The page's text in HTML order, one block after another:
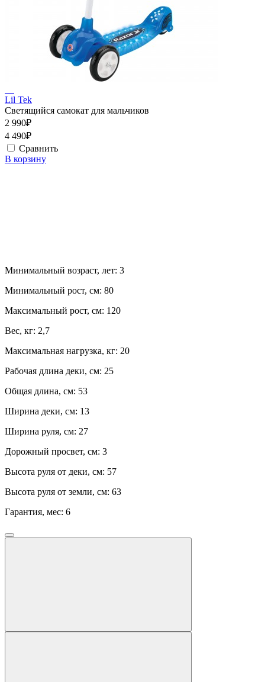
Lil Tek
Светящийся самокат для мальчиков
2 990₽
4 490₽
Сравнить
В корзину
Минимальный возраст, лет: 3
Минимальный рост, см: 80
Максимальный рост, см: 120
Вес, кг: 2,7
Максимальная нагрузка, кг: 20
Рабочая длина деки, см: 25
Общая длина, см: 53
Ширина деки, см: 13
Ширина руля, см: 27
Дорожный просвет, см: 3
Высота руля от деки, см: 57
Высота руля от земли, см: 63
Гарантия, мес: 6